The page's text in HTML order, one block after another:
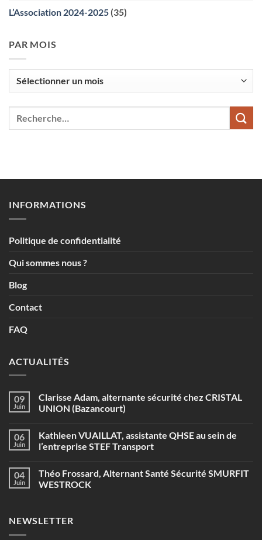
L’Association 2024-2025 (35)
PAR MOIS
INFORMATIONS
Politique de confidentialité
Qui sommes nous ?
Blog
Contact
FAQ
ACTUALITÉS
09
Juin
Clarisse Adam, alternante sécurité chez CRISTAL
UNION (Bazancourt)
sur
Clarisse
Adam,
chez
CRISTAL
UNION
06
Juin
Kathleen VUAILLAT, assistante QHSE au sein de
l’entreprise STEF Transport
sur
Kathleen
VUAILLAT,
sein
de
04
Juin
Théo Frossard, Alternant Santé Sécurité SMURFIT
WESTROCK
Théo
Frossard,
NEWSLETTER